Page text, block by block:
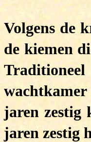
Volgens de
de kiemen
jaren zestig
jaren zestig